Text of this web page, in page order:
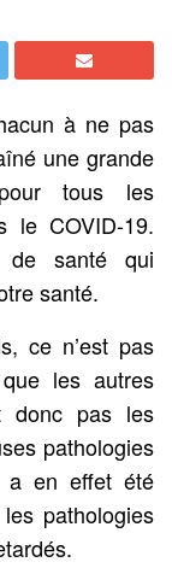
à ne pas
une grande
tous les
le COVID-19.
de santé qui
santé.
ce n’est pas
les autres
donc pas les
pathologies
a en effet été
pathologies